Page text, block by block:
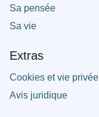
Sa pensée
Sa vie
Extras
Cookies et vie privée
Avis juridique